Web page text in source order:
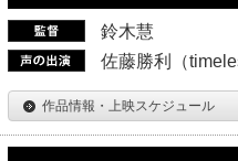
鈴木慧
佐藤勝利（
作品情報・上映スケジュール